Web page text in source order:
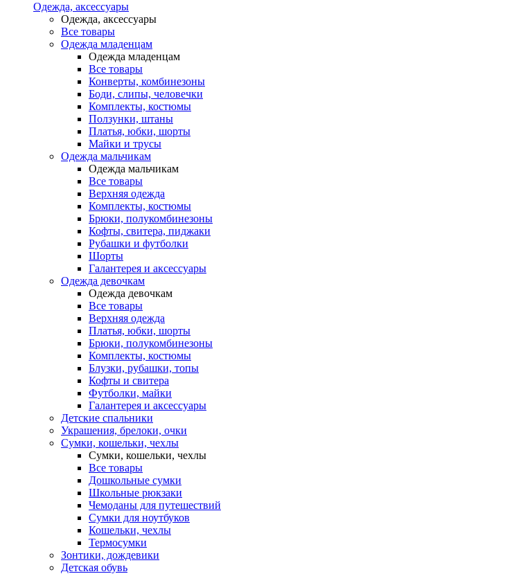
Одежда, аксессуары
Одежда, аксессуары
Все товары
Одежда младенцам
Одежда младенцам
Все товары
Конверты, комбинезоны
Боди, слипы, человечки
Комплекты, костюмы
Ползунки, штаны
Платья, юбки, шорты
Майки и трусы
Одежда мальчикам
Одежда мальчикам
Все товары
Верхняя одежда
Комплекты, костюмы
Брюки, полукомбинезоны
Кофты, свитера, пиджаки
Рубашки и футболки
Шорты
Галантерея и аксессуары
Одежда девочкам
Одежда девочкам
Все товары
Верхняя одежда
Платья, юбки, шорты
Брюки, полукомбинезоны
Комплекты, костюмы
Блузки, рубашки, топы
Кофты и свитера
Футболки, майки
Галантерея и аксессуары
Детские спальники
Украшения, брелоки, очки
Сумки, кошельки, чехлы
Сумки, кошельки, чехлы
Все товары
Дошкольные сумки
Школьные рюкзаки
Чемоданы для путешествий
Сумки для ноутбуков
Кошельки, чехлы
Термосумки
Зонтики, дождевики
Детская обувь